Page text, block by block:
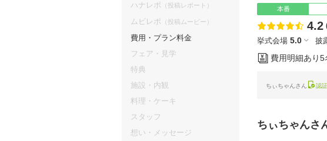
本番
点数
4.2
挙式会場 5.0 披
費用明細あり5
ちぃちゃんさん 認
ちぃちゃんさ
ハナレポ （投稿レポート）
ムビレポ （投稿ムービー）
費用・プラン料金
フェア・見学
特典
施設・内観
料理・ケーキ
スタッフ
想い・メッセージ